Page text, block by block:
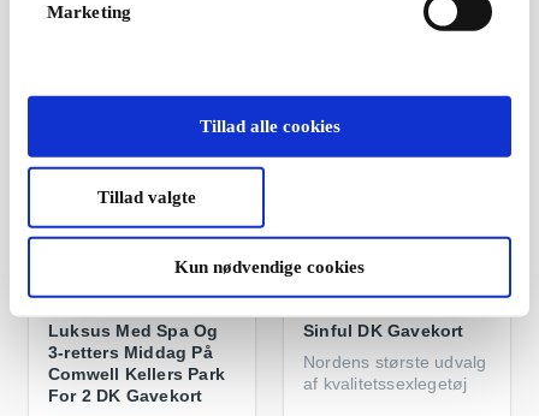
Marketing
Tillad alle cookies
Tillad valgte
Kun nødvendige cookies
Fra 599 kr.
Luksus Med Spa Og
3-retters Middag På
Comwell Kellers Park
For 2 DK Gavekort
Sinful DK Gavekort
Nordens største udvalg
af kvalitetssexlegetøj